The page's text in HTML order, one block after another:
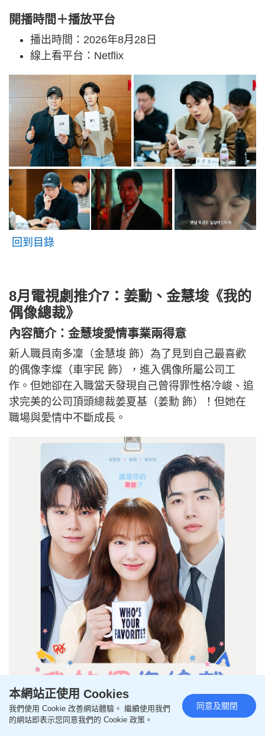
開播時間＋播放平台
播出時間：2026年8月28日
線上看平台：Netflix
回到目錄
8月電視劇推介7：姜勳、金慧埈《我的
偶像總裁》
內容簡介：金慧埈愛情事業兩得意
新人職員南多凜（金慧埈 飾）為了見到自己最喜歡
的偶像李燦（車宇民 飾），進入偶像所屬公司工
作。但她卻在入職當天發現自己曾得罪性格冷峻、追
求完美的公司頂頭總裁姜夏基（姜勳 飾）！但她在
職場與愛情中不斷成長。
本網站正使用 Cookies
我們使用 Cookie 改善網站體驗。 繼續使用我們
的網站即表示您同意我們的 Cookie 政策。
同意及關閉